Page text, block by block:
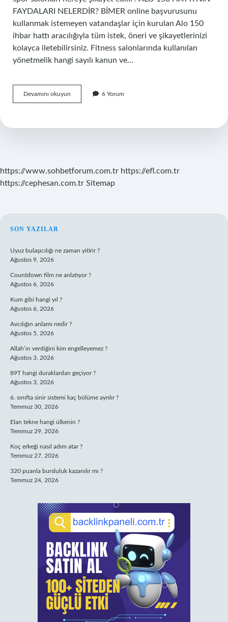
FAYDALARI NELERDİR? BİMER online başvurusunu
kullanmak istemeyen vatandaşlar için kurulan Alo 150
ihbar hattı aracılığıyla tüm istek, öneri ve şikayetlerinizi
kolayca iletebilirsiniz. Fitness salonlarında kullanılan
yönetmelik hangi sayılı kanun ve…
Devamını okuyun
Salonları
Gerektiren
6 Yorum
https://www.sohbetforum.com.tr https://efl.com.tr
https://cephesan.com.tr Sitemap
SIDEBAR
SON YAZILAR
Uyuz bulaşıcılığı ne zaman yitirir ?
Ağustos 9, 2026
Countdown film ne anlatıyor ?
Ağustos 6, 2026
Kum gibi hangi yıl ?
Ağustos 6, 2026
Avcılığın anlamı nedir ?
Ağustos 5, 2026
Allah’ın verdiğini kim engelleyemez ?
Ağustos 3, 2026
89T hangi duraklardan geçiyor ?
Ağustos 3, 2026
6. sınıfta sinir sistemi kaç bölüme ayrılır ?
Temmuz 30, 2026
Elan tekne hangi ülkenin ?
Temmuz 29, 2026
Koç erkeği nasıl adım atar ?
Temmuz 27, 2026
320 puanla bursluluk kazanılır mı ?
Temmuz 24, 2026